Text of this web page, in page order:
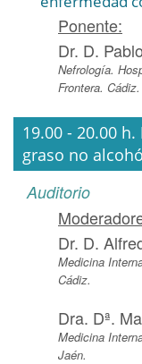
Ponente:
Dr. D.
Nefrología.
Frontera. Cádiz.
19.00 - 20.00 h.
graso no
Auditorio
Dr. D.
Medicina
Cádiz.
Dra. Dª.
Medicina
Jaén.